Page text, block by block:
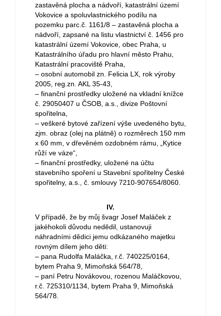
zastavěná plocha a nádvoří, katastrální území
Vokovice a spoluvlastnického podílu na
pozemku parc.č. 1161/8 – zastavěná plocha a
nádvoří, zapsané na listu vlastnictví č. 1456 pro
katastrální území Vokovice, obec Praha, u
Katastrálního úřadu pro hlavní město Prahu,
Katastrální pracoviště Praha,
– osobní automobil zn. Felicia LX, rok výroby
2005, reg.zn. AKL 35-43,
– finanční prostředky uložené na vkladní knížce
č. 29050407 u ČSOB, a.s., divize Poštovní
spořitelna,
– veškeré bytové zařízení výše uvedeného bytu,
zjm. obraz (olej na plátně) o rozměrech 150 mm
x 60 mm, v dřevěném ozdobném rámu, „Kytice
růží ve váze“,
– finanční prostředky, uložené na účtu
stavebního spoření u Stavební spořitelny České
spořitelny, a.s., č. smlouvy 7210-907654/8060.
IV.
V případě, že by můj švagr Josef Maláček z
jakéhokoli důvodu nedědil, ustanovuji
náhradními dědici jemu odkázaného majetku
rovným dílem jeho děti:
– pana Rudolfa Maláčka, r.č. 740225/0164,
bytem Praha 9, Mimoňská 564/78,
– paní Petru Novákovou, rozenou Maláčkovou,
r.č. 725310/1134, bytem Praha 9, Mimoňská
564/78.